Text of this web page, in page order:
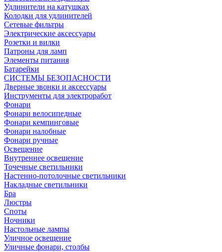
Удлинители на катушках
Колодки для удлинителей
Сетевые фильтры
Электрические аксессуары
Розетки и вилки
Патроны для ламп
Элементы питания
Батарейки
СИСТЕМЫ БЕЗОПАСНОСТИ
Дверные звонки и аксессуары
Инструменты для электроработ
Фонари
Фонари велосипедные
Фонари кемпинговые
Фонари налобные
Фонари ручные
Освещение
Внутреннее освещение
Точечные светильники
Настенно-потолочные светильники
Накладные светильники
Бра
Люстры
Споты
Ночники
Настольные лампы
Уличное освещение
Уличные фонари, столбы